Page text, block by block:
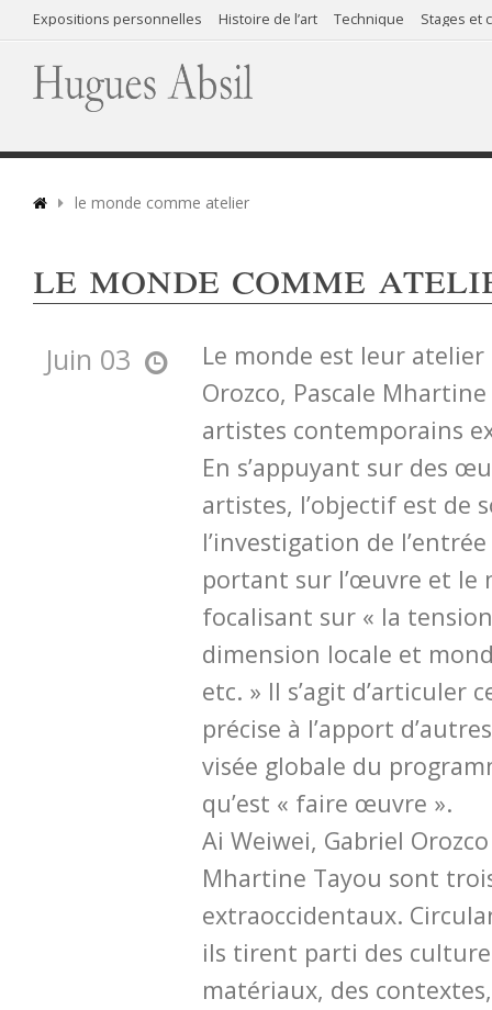
Expositions personnelles Histoire de l’art Technique Stages et
le monde comme atelier
le monde comme
Juin 03
Le monde est leur atelier
Orozco, Pascale
artistes contemporains
En s’appuyant sur des
artistes, l’objectif est de
l’investigation de
portant sur l’œuvre et le
focalisant sur « la
dimension locale et
etc. » Il s’agit d’articuler
précise à l’apport
visée globale du
qu’est « faire œuvre ».
Ai Weiwei, Gabriel
Mhartine Tayou sont
extraoccidentaux.
ils tirent parti des
matériaux, des